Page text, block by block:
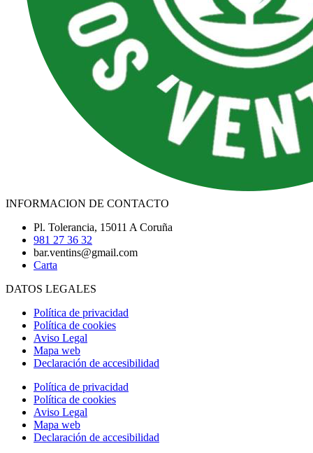
INFORMACION DE CONTACTO
Pl. Tolerancia, 15011 A Coruña
981 27 36 32
bar.ventins@gmail.com
Carta
DATOS LEGALES
Política de privacidad
Política de cookies
Aviso Legal
Mapa web
Declaración de accesibilidad
Política de privacidad
Política de cookies
Aviso Legal
Mapa web
Declaración de accesibilidad